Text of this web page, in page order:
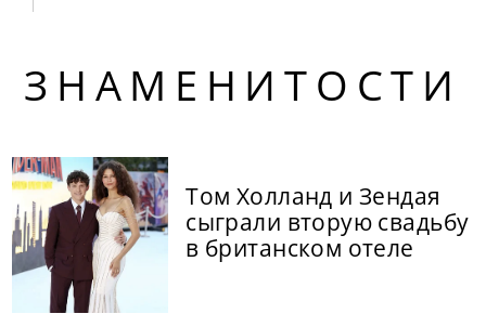
ЗНАМЕНИТОСТИ
Том Холланд и Зендая
сыграли вторую свадьбу
в британском отеле